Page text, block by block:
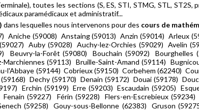
toutes les sections (S, ES, STI, STMG, STL, ST2S,
paramédicaux et administratif...
dans lesquelles nous intervenons pour des cours de
Aniche (59008) Anstaing (59013) Anzin (59014) Arleux
Auby (59028) Auchy-lez-Orchies (59029) Avelin
Beuvry-la-Forêt (59080) Bouchain (59092) Bourghelles
(59113) Bruille-Saint-Amand (59114)
l'Abbaye (59144) Cobrieux (59150) Corbehem (62240)
Dechy (59170) Denain (59172) Douai (59178)
Erchin (59199) Erre (59203) Escaudain (59205)
(59227) Férin (59228) Flers-en-Escrebieux
(59258) Gouy-sous-Bellonne (62383) Gruson